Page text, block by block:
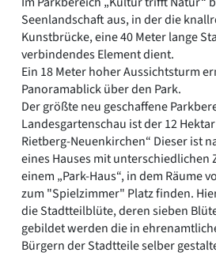
Seenlandschaft aus, in der die
Kunstbrücke, eine 40 Meter lange
verbindendes Element dient.
Ein 18 Meter hoher Aussichtsturm
Panoramablick über den Park.
Der größte neu geschaffene
Landesgartenschau ist der 12
Rietberg-Neuenkirchen“ Dieser ist
eines Hauses mit unterschiedlichen
einem „Park-Haus“, in dem Räume
zum "Spielzimmer" Platz finden.
die Stadtteilblüte, deren sieben
gebildet werden die in
Bürgern der Stadtteile selber